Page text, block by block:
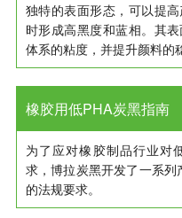
独特的表面形态，可以提
时形成高黑度和蓝相。其
体系的粘度，并提升颜料的
橡胶用低PHA炭黑指南
为了应对橡胶制品行业对
求，博拉炭黑开发了一系
的法规要求。